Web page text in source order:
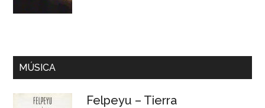
MÚSICA
Felpeyu – Tierra